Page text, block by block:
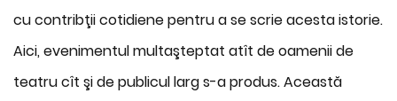
cu contribţii cotidiene pentru a se scrie acesta istorie.
Aici, evenimentul multaşteptat atît de oamenii de
teatru cît şi de publicul larg s-a produs. Această